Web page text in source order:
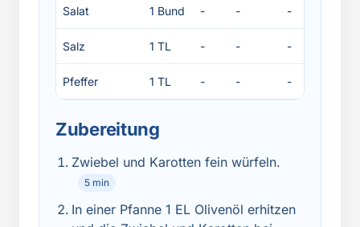
Salat 1 Bund - - -
Salz 1 TL - - -
Pfeffer 1 TL - - -
Zubereitung
Zwiebel und Karotten fein würfeln.
5 min
In einer Pfanne 1 EL Olivenöl erhitzen